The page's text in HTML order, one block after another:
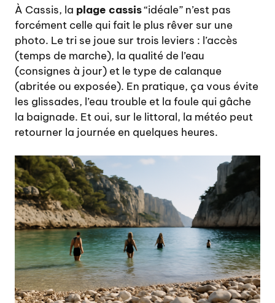
À Cassis, la plage cassis“idéale” n’est pas
forcément celle qui fait le plus rêver sur une
photo. Le tri se joue sur trois leviers : l’accès
(temps de marche), la qualité de l’eau
(consignes à jour) et le type de calanque
(abritée ou exposée). En pratique, ça vous évite
les glissades, l’eau trouble et la foule qui gâche
la baignade. Et oui, sur le littoral, la météo peut
retourner la journée en quelques heures.